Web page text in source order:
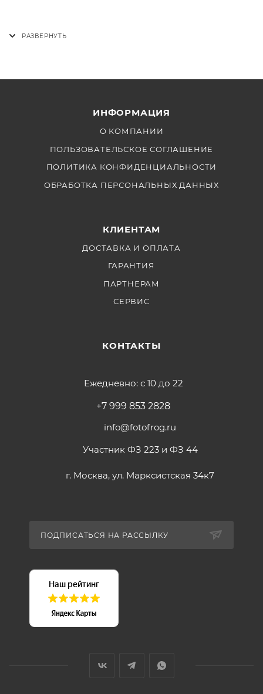
ИНФОРМАЦИЯ
О КОМПАНИИ
ПОЛЬЗОВАТЕЛЬСКОЕ СОГЛАШЕНИЕ
ПОЛИТИКА КОНФИДЕНЦИАЛЬНОСТИ
ОБРАБОТКА ПЕРСОНАЛЬНЫХ ДАННЫХ
КЛИЕНТАМ
ДОСТАВКА И ОПЛАТА
ГАРАНТИЯ
ПАРТНЕРАМ
СЕРВИС
КОНТАКТЫ
Ежедневно: с 10 до 22
+7 999 853 2828
info@fotofrog.ru
Участник ФЗ 223 и ФЗ 44
г. Москва, ул. Марксистская 34к7
ПОДПИСАТЬСЯ НА РАССЫЛКУ